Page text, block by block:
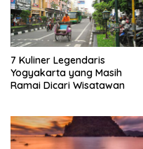
7 Kuliner Legendaris
Yogyakarta yang Masih
Ramai Dicari Wisatawan